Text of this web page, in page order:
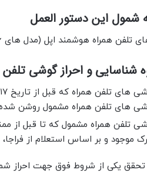
هوشمند اپل (مدل های ۱۴،۱۵،۱۶ ) که قبل از تاریخ ۱۴۰۳/۸/۱۷ در کشور موجود بوده است.
های تلفن همراه مشمول روشن
موجود و بر اساس استعلام از فراجا،
تحقق یکی از شروط فوق جهت احراز